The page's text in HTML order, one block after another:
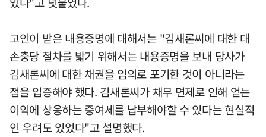
고인이 받은 내용증명에 대해서는 "김새론씨에 대한 대
손충당 절차를 밟기 위해서는 내용증명을 보내 당사가
김새론씨에 대한 채권을 임의로 포기한 것이 아니라는
점을 입증해야 했다. 김새론씨가 채무 면제로 인해 얻는
이익에 상응하는 증여세를 납부해야할 수 있다는 현실적
인 우려도 있었다"고 설명했다.